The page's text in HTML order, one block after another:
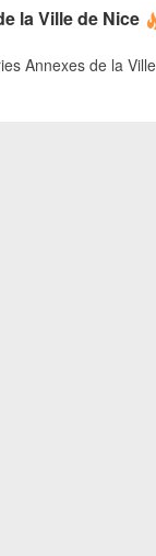
la Ville de Nice
Annexes de la